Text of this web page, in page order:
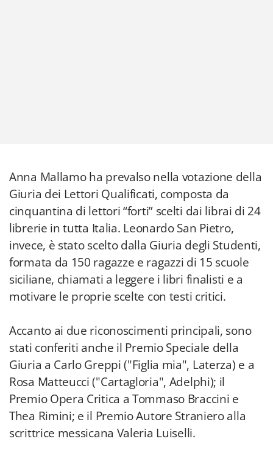
Anna Mallamo ha prevalso nella votazione della
Giuria dei Lettori Qualificati, composta da
cinquantina di lettori “forti” scelti dai librai di 24
librerie in tutta Italia. Leonardo San Pietro,
invece, è stato scelto dalla Giuria degli Studenti,
formata da 150 ragazze e ragazzi di 15 scuole
siciliane, chiamati a leggere i libri finalisti e a
motivare le proprie scelte con testi critici.
Accanto ai due riconoscimenti principali, sono
stati conferiti anche il Premio Speciale della
Giuria a Carlo Greppi ("Figlia mia", Laterza) e a
Rosa Matteucci ("Cartagloria", Adelphi); il
Premio Opera Critica a Tommaso Braccini e
Thea Rimini; e il Premio Autore Straniero alla
scrittrice messicana Valeria Luiselli.